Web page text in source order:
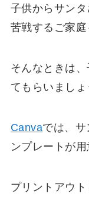
子供からサン
苦戦するご家
そんなときは
てもらいましょ
Canvaでは、
ンプレートが用
プリントアウ